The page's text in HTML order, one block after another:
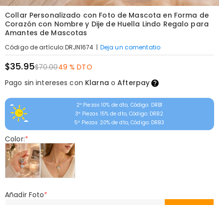
Collar Personalizado con Foto de Mascota en Forma de
Corazón con Nombre y Dije de Huella Lindo Regalo para
Amantes de Mascotas
Código de artículo:DRJN1674 | Deja un comentatio
$35.95$70.0049 % DTO
Pago sin intereses con Klarna oAfterpay
2ª Piezas 10% de dto, Código: DRB1
3ª Piezas 15% de dto, Código: DRB2
5ª Piezas 20% de dto, Código: DRB3
Color:*
Añadir Foto*